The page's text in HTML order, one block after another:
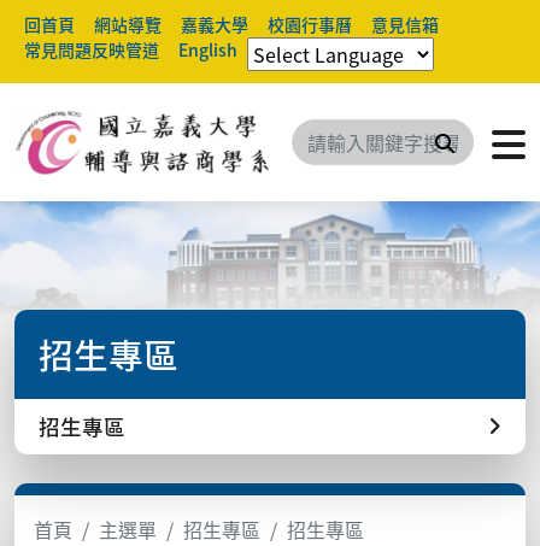
回首頁 網站導覽 嘉義大學 校園行事曆
意見信箱
常見問題反映管道
English
搜尋
招生專區
招生專區
首頁 主選單 招生專區
招生專區